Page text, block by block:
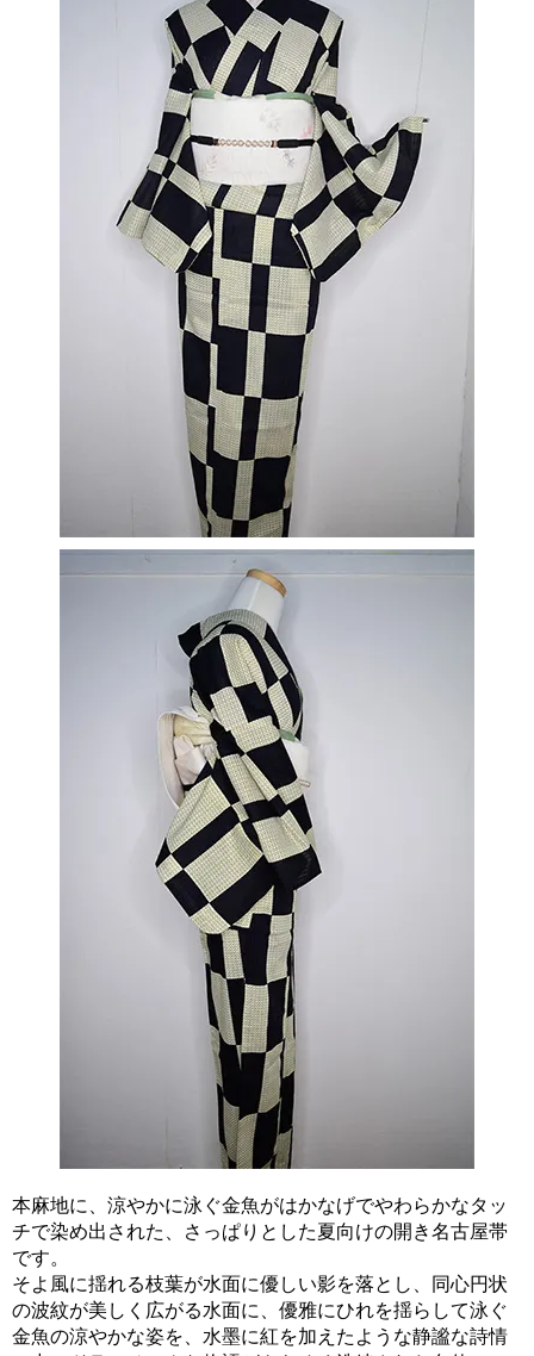
本麻地に、涼やかに泳ぐ金魚がはかなげでやわらかなタッ
チで染め出された、さっぱりとした夏向けの開き名古屋帯
です。
そよ風に揺れる枝葉が水面に優しい影を落とし、同心円状
の波紋が美しく広がる水面に、優雅にひれを揺らして泳ぐ
金魚の涼やかな姿を、水墨に紅を加えたような静謐な詩情